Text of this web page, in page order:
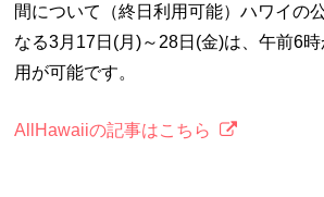
間について（終日利用可能）ハワイの
なる3月17日(月)～28日(金)は、午前6
用が可能です。
AllHawaiiの記事はこちら